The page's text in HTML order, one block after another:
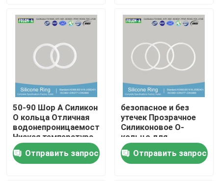
О Компании
Наша фабрика
контроль качества
контактные данные
50-90 Шор А Силикон
О кольца Отличная
водонепроницаемость
Низкая температура
Отправить запрос
безопасное и без
утечек Прозрачное
Силиконовое О-
кольцо для
уплотнения
Отправить запрос